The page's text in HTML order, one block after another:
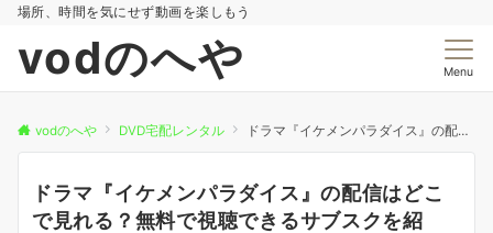
場所、時間を気にせず動画を楽しもう
vodのへや Menu
vodのへや DVD宅配レンタル ドラマ『イケメンパラダイス』の配信はどこで見れる？無料で視聴できるサブスクを紹介！
ドラマ『イケメンパラダイス』の配信はどこ
で見れる？無料で視聴できるサブスクを紹